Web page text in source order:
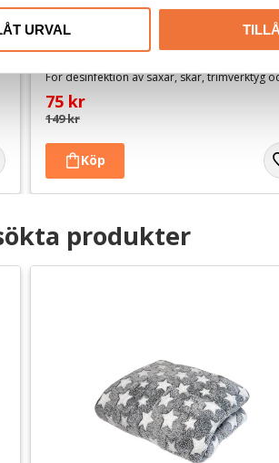
URVAL
Disicide Desinficerande Wipes -
pack
75 kr
149kr
produkter